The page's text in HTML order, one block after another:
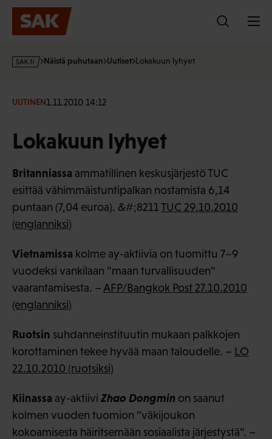
Hyppää
sisältöön
s
·
Näistä puhutaan Uutiset Lokakuun lyhyet
UUTINEN1.11.2010 14:12
Lokakuun lyhyet
Britanniassa ammatillinen keskusjärjestö TUC
esittää vähimmäistuntipalkan nostamista 6,14
puntaan (7,04 euroa). &#;8211TUC 29.10.2010
(englanniksi)
Vietnamissa kolme ay-aktiivia on tuomittu 7–9
vuodeksi vankilaan ”maan turvallisuuden”
vaarantamisesta. – AFP/Bangkok Post 27.10.2010
(englanniksi)
Ruotsin suhdanneinstituutin mukaan palkkojen
korottaminen tekee hyvää maan taloudelle. – LO
22.10.2010 (ruotsiksi)
Kiinassa ay-aktiivi Zhao Dongmin on saanut
kolmen vuoden tuomion ”väkijoukon
kokoamisesta häiritsemään sosiaalista järjestystä”. –